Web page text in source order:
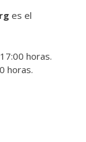
es el
horas.
horas.